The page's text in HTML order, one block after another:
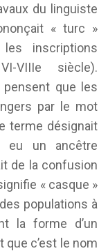
du linguiste
« turc »
inscriptions
VIIIe siècle).
pensent que les
par le mot
terme désignait
eu un ancêtre
de la confusion
« casque »
populations à
la forme d’un
que c’est le nom